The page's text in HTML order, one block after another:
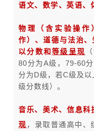
语文、数学、英语、
物理（含实验操作
作）、道德与法治
以分数和等级呈现
80分为A级，79-60
分为D级，若C级及
级分数线）。
音乐、美术、信息科
现 ，录取普通高中、